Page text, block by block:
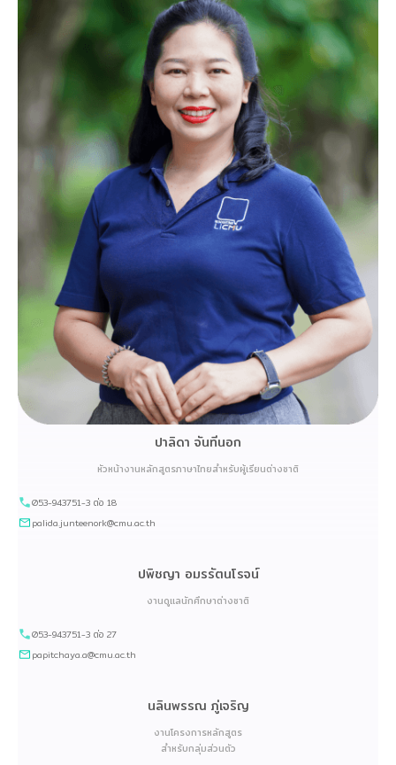
ปาลิดา จันทีนอก
หัวหน้างานหลักสูตรภาษาไทยสำหรับผู้เรียนต่างชาติ
053-943751-3 ต่อ 18
palida.junteenork@cmu.ac.th
ปพิชญา อมรรัตนโรจน์
งานดูแลนักศึกษาต่างชาติ
053-943751-3 ต่อ 27
papitchaya.a@cmu.ac.th
นลินพรรณ ภู่เจริญ
งานโครงการหลักสูตร
สำหรับกลุ่มส่วนตัว